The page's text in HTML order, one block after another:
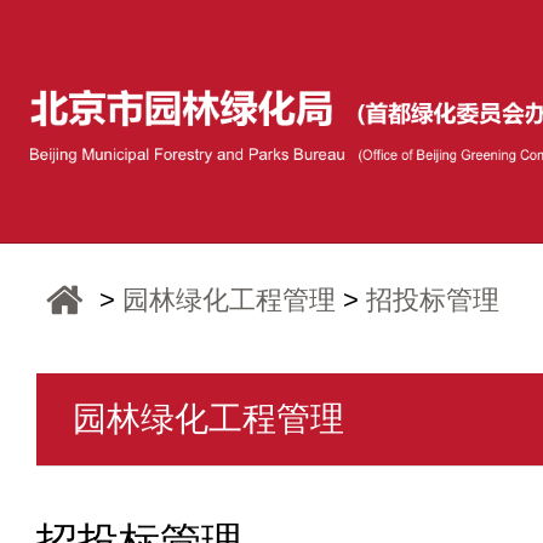
> 园林绿化工程管理 >招投标管理
园林绿化工程管理